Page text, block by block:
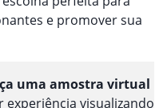
e promover sua
uma amostra virtual
visualizando